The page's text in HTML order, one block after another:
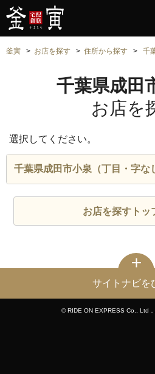
釜寅 お店を探す 住所から探す 千
千葉県成田
お店を
選択してください。
千葉県成田市小泉（丁目・字な
お店を探すトッ
サイトナビを
© RIDE ON EXPRESS Co., Ltd